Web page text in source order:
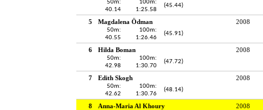
50m:
40.14
100m:
1:25.58
(45.44)
5 Magdalena Ödman 2008
50m:
40.55
100m:
1:26.46
(45.91)
6 Hilda Boman 2008
50m:
42.98
100m:
1:30.70
(47.72)
7 Edith Skogh 2008
50m:
42.62
100m:
1:30.76
(48.14)
8 Anna-Maria Al Khoury 2008